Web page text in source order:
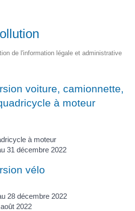
de l'information légale et administrative
voiture, camionnette,
à moteur
à moteur
31 décembre 2022
vélo
28 décembre 2022
2022